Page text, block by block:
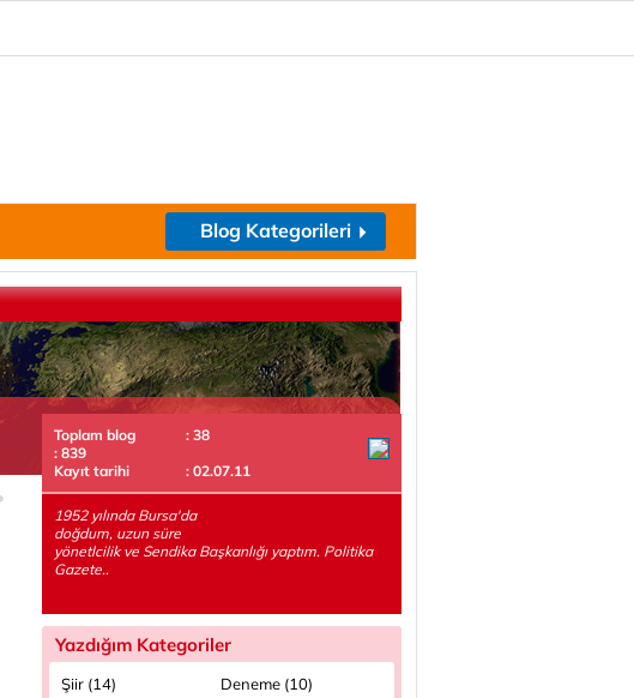
Blog Kategorileri
Toplam blog
: 38
: 839
Kayıt tarihi
: 02.07.11
1952 yılında Bursa'da
doğdum, uzun süre
yönetlcilik ve Sendika Başkanlığı yaptım. Politika
Gazete..
Yazdığım Kategoriler
Şiir (14)
Deneme (10)